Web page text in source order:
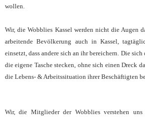
wollen.
Wir, die Wobblies Kassel werden nicht die Augen
arbeitende Bevölkerung auch in Kassel,
einsetzt, dass andere sich an ihr bereichern. Die
die eigene Tasche stecken, ohne sich einen Dreck
die Lebens- & Arbeitssituation ihrer Beschäftigten
Wir, die Mitglieder der Wobblies verstehen